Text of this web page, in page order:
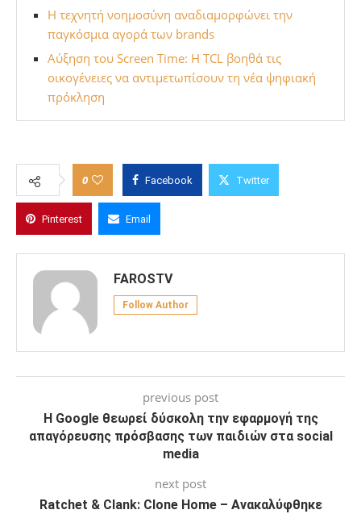
Η τεχνητή νοημοσύνη αναδιαμορφώνει την
παγκόσμια αγορά των brands
Αύξηση του Screen Time: H TCL βοηθά τις
οικογένειες να αντιμετωπίσουν τη νέα ψηφιακή
πρόκληση
0 Facebook Twitter
Pinterest Email
FAROSTV
Follow Author
previous post
Η Google θεωρεί δύσκολη την εφαρμογή της
απαγόρευσης πρόσβασης των παιδιών στα social
media
next post
Ratchet & Clank: Clone Home – Ανακαλύφθηκε